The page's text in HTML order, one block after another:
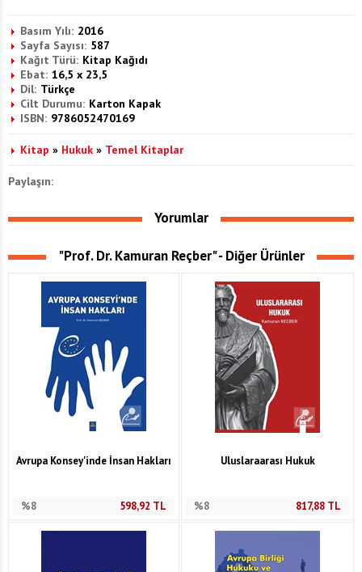
Basım Yılı: 2016
Sayfa Sayısı: 587
Kağıt Türü: Kitap Kağıdı
Ebat: 16,5 x 23,5
Dil: Türkçe
Cilt Durumu: Karton Kapak
ISBN: 9786052470169
Kitap » Hukuk » Temel Kitaplar
Paylaşın:
Yorumlar
"Prof. Dr. Kamuran Reçber" - Diğer Ürünler
Avrupa Konsey'inde İnsan Hakları
%8 598,92 TL
Uluslaraarası Hukuk
%8 817,88 TL